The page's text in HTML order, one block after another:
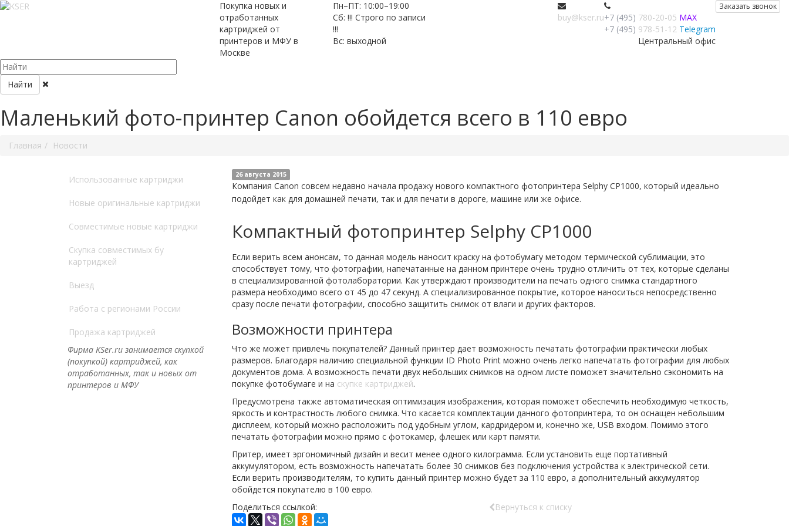
Покупка новых и
отработанных
картриджей от
принтеров и МФУ в
Москве
Пн–ПТ: 10:00–19:00
Сб: !!! Строго по записи
!!!
Вс: выходной
Заказать звонок
+7 (495) 780-20-05 MAX
+7 (495) 978-51-12 Telegram
Центральный офис
buy@kser.ru
Найти
Маленький фото-принтер Canon обойдется всего в 110 евро
Главная Новости
Использованные картриджи
Новые оригинальные картриджи
Совместимые новые картриджи
Скупка совместимых бу
картриджей
Выезд
Работа с регионами России
Продажа картриджей
Фирма KSer.ru занимается скупкой
(покупкой) картриджей, как
отработанных, так и новых от
принтеров и МФУ
26 августа 2015
Компания Canon совсем недавно начала продажу нового компактного фотопринтера Selphy CP1000, который идеально
подойдет как для домашней печати, так и для печати в дороге, машине или же офисе.
Компактный фотопринтер Selphy CP1000
Если верить всем анонсам, то данная модель наносит краску на фотобумагу методом термической сублимации, это
способствует тому, что фотографии, напечатанные на данном принтере очень трудно отличить от тех, которые сделаны
в специализированной фотолаборатории. Как утверждают производители на печать одного снимка стандартного
размера необходимо всего от 45 до 47 секунд. А специализированное покрытие, которое наноситься непосредственно
сразу после печати фотографии, способно защитить снимок от влаги и других факторов.
Возможности принтера
Что же может привлечь покупателей? Данный принтер дает возможность печатать фотографии практически любых
размеров. Благодаря наличию специальной функции ID Photo Print можно очень легко напечатать фотографии для любых
документов дома. А возможность печати двух небольших снимков на одном листе поможет значительно сэкономить на
покупке фотобумаге и на скупке картриджей.
Предусмотрена также автоматическая оптимизация изображения, которая поможет обеспечить необходимую четкость,
яркость и контрастность любого снимка. Что касается комплектации данного фотопринтера, то он оснащен небольшим
дисплеем, который можно расположить под удобным углом, кардридером и, конечно же, USB входом. Помимо этого
печатать фотографии можно прямо с фотокамер, флешек или карт памяти.
Притер, имеет эргономичный дизайн и весит менее одного килограмма. Если установить еще портативный
аккумулятором, есть возможность напечатать более 30 снимков без подключения устройства к электрической сети.
Если верить производителям, то купить данный принтер можно будет за 110 евро, а дополнительный аккумулятор
обойдется покупателю в 100 евро.
Поделиться ссылкой:
Вернуться к списку